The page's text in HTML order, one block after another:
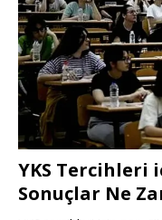
YKS Tercihleri
Sonuçlar Ne